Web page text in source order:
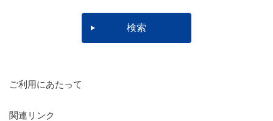
ご利用にあたって
関連リンク